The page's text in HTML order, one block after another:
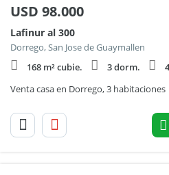
USD 98.000
Lafinur al 300
Dorrego, San Jose de Guaymallen
168 m² cubie.
3 dorm.
Venta casa en Dorrego, 3 habitaciones